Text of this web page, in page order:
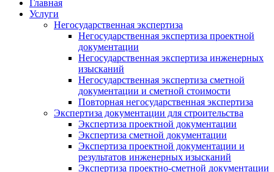
Главная
Услуги
Негосударственная экспертиза
Негосударственная экспертиза проектной
документации
Негосударственная экспертиза инженерных
изысканий
Негосударственная экспертиза сметной
документации и сметной стоимости
Повторная негосударственная экспертиза
Экспертиза документации для строительства
Экспертиза проектной документации
Экспертиза сметной документации
Экспертиза проектной документации и
результатов инженерных изысканий
Экспертиза проектно-сметной документации